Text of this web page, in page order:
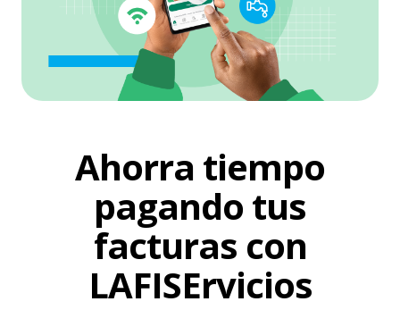
Ahorra tiempo
pagando tus
facturas con
LAFISErvicios